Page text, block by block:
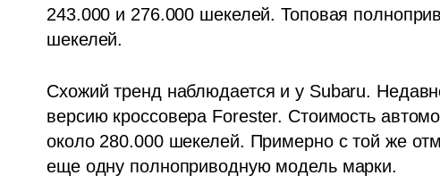
243.000 и 276.000 шекелей. Топовая
шекелей.
Схожий тренд наблюдается и у Subaru.
версию кроссовера Forester. Стоимость
около 280.000 шекелей. Примерно с той же
еще одну полноприводную модель марки.